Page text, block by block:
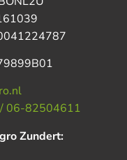
/ 06-82504611
Zundert: